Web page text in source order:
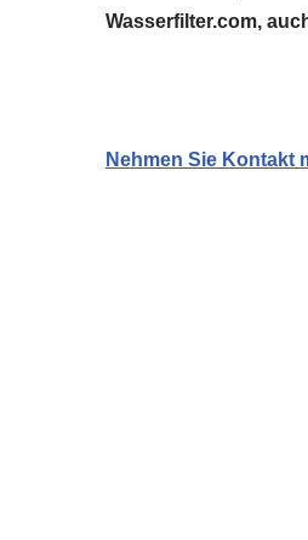
Wasserfilter.com,
Nehmen Sie Kontakt